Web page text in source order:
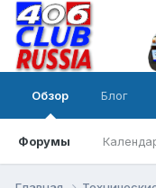
Обзор
Форумы
Блог